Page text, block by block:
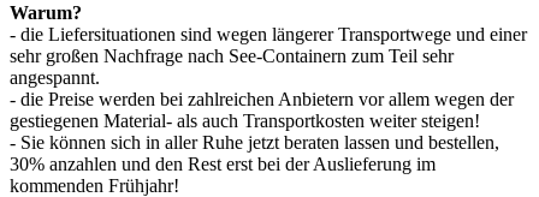
Warum?
- die Liefersituationen sind wegen längerer Transportwege und einer
sehr großen Nachfrage nach See-Containern zum Teil sehr
angespannt.
- die Preise werden bei zahlreichen Anbietern vor allem wegen der
gestiegenen Material- als auch Transportkosten weiter steigen!
- Sie können sich in aller Ruhe jetzt beraten lassen und bestellen,
30% anzahlen und den Rest erst bei der Auslieferung im
kommenden Frühjahr!